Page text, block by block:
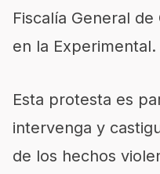
Fiscalía General de
en la Experimental.
Esta protesta es
intervenga y
de los hechos